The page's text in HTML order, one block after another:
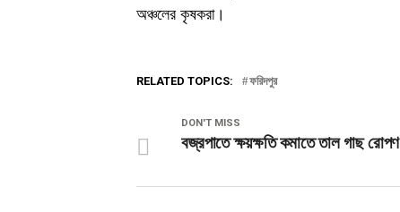
অঞ্চলের কৃষকরা।
RELATED TOPICS: ফরিদপুর
DON'T MISS
বজ্রপাতে ক্ষয়ক্ষতি কমাতে তাল গাছ রোপণ